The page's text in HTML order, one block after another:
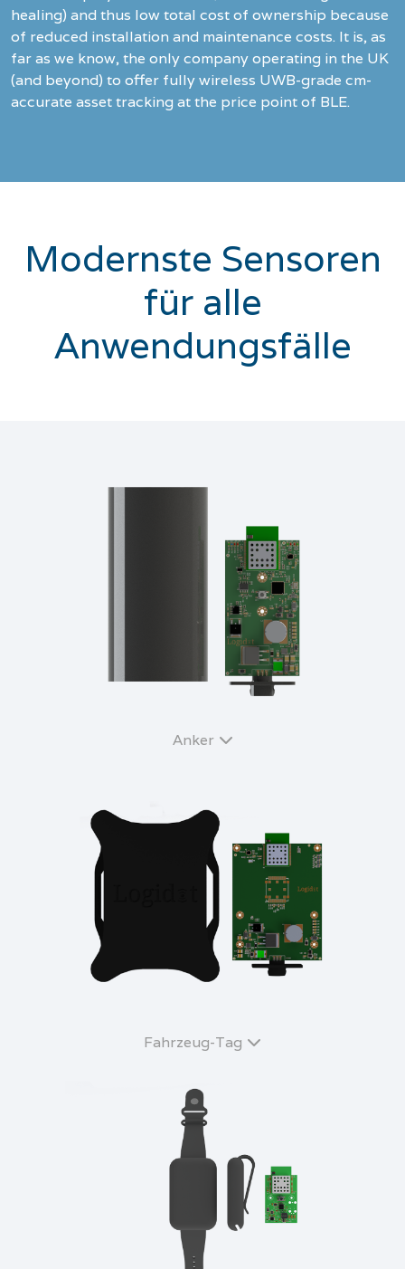
healing) and thus low total cost of ownership because
of reduced installation and maintenance costs. It is, as
far as we know, the only company operating in the UK
(and beyond) to offer fully wireless UWB-grade cm-
accurate asset tracking at the price point of BLE.
Modernste Sensoren
für alle
Anwendungsfälle
Anker
Fahrzeug-Tag